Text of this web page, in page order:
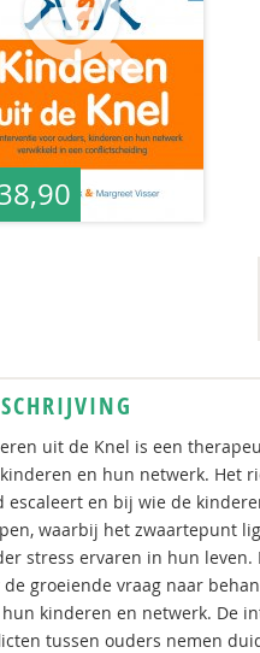
uit de Knel is een
en hun netwerk. Het
escaleert en bij wie de
waarbij het zwaartepunt
stress ervaren in hun
groeiende vraag naar
kinderen en netwerk. De
tussen ouders nemen